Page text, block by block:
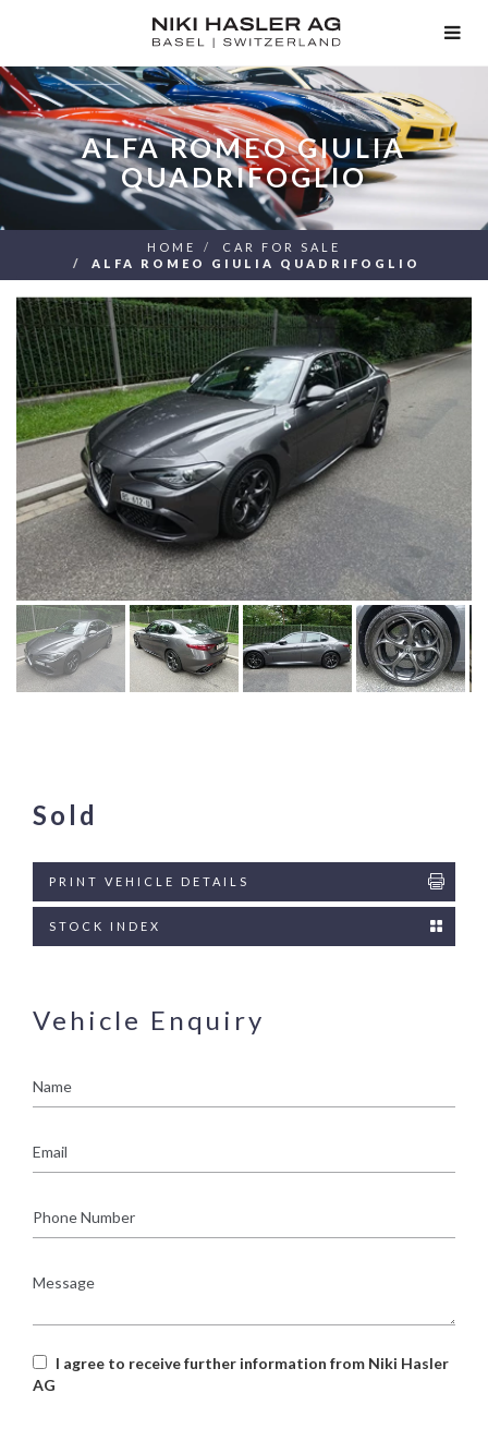
ALFA ROMEO GIULIA
QUADRIFOGLIO
HOME
CAR FOR SALE
ALFA ROMEO GIULIA QUADRIFOGLIO
Sold
PRINT VEHICLE DETAILS
STOCK INDEX
Vehicle Enquiry
Number
I agree to receive further information from Niki Hasler
AG